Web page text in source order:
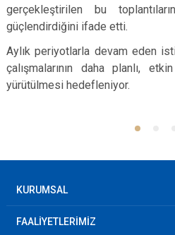
gerçekleştirilen bu
güçlendirdiğini ifade etti.
Aylık periyotlarla devam eden
çalışmalarının daha planlı,
yürütülmesi hedefleniyor.
KURUMSAL
FAALİYETLERİMİZ